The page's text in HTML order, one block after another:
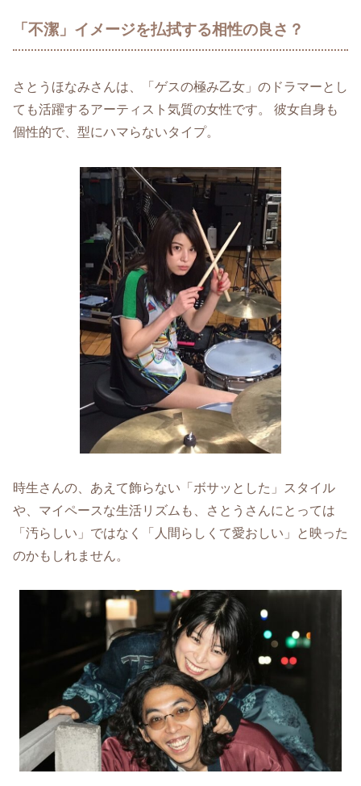
「不潔」イメージを払拭する相性の良さ？
さとうほなみさんは、「ゲスの極み乙女」のドラマーとし
ても活躍するアーティスト気質の女性です。 彼女自身も
個性的で、型にハマらないタイプ。
時生さんの、あえて飾らない「ボサッとした」スタイル
や、マイペースな生活リズムも、さとうさんにとっては
「汚らしい」ではなく「人間らしくて愛おしい」と映った
のかもしれません。